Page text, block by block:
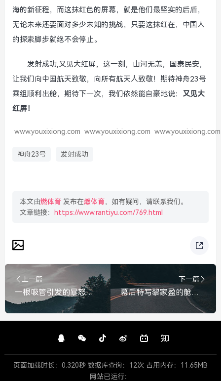
海的新征程，而这抹红色的屏幕，就是他们最坚实的后盾，
无论未来还要面对多少未知的挑战，只要这抹红在，中国人
的探索脚步就绝不会停止。
发射成功,又见大红屏，这一刻，山河无恙，国泰民安，
让我们向中国航天致敬，向所有航天人致敬！期待神舟23号
乘组顺利出舱，期待下一次，我们依然能自豪地说： 又见大
红屏！
www.youxixiong.com www.youxixiong.com www.youxixiong.com
神舟23号 发射成功
本文由燃体育 发布在燃体育，如有疑问，请联系我们。
文章链接：
https://www.rantiyu.com/769.html
上一篇
一根吸管引发的暴怒，当顾客的戾气，撞上服务行业的底线，一根吸管引发的暴怒，顾客戾气撞上服务行业底线
下一篇
幕后特写黎家盈的舱内时刻，指尖翻阅的，是责任与专注，黎家盈舱内幕后特写，指尖翻阅的责任与专注
页面加载时长：0.320秒 数据库查询：12次 占用内存：11.65MB
网站已运行：